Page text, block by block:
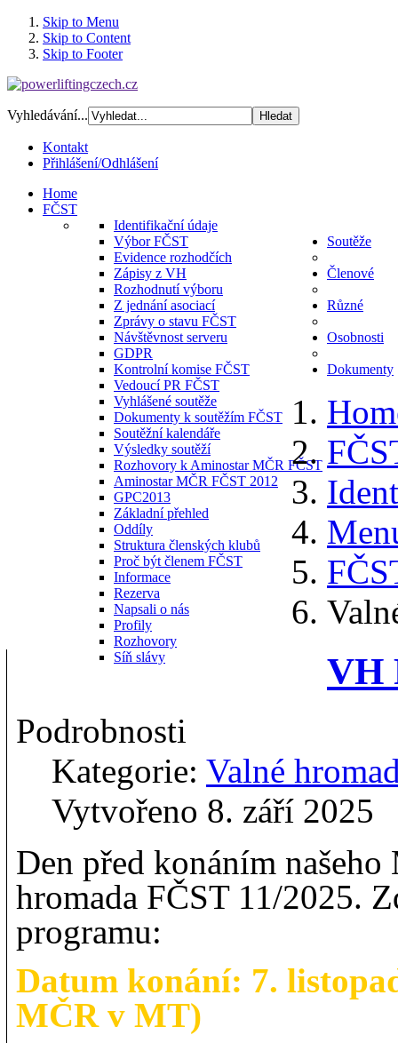
Skip to Menu
Skip to Content
Skip to Footer
Vyhledávání...
Kontakt
Přihlášení/Odhlášení
Home
FČST
Identifikační údaje
Výbor FČST
Evidence rozhodčích
Zápisy z VH
Rozhodnutí výboru
Z jednání asociací
Zprávy o stavu FČST
Návštěvnost serveru
GDPR
Kontrolní komise FČST
Vedoucí PR FČST
Soutěže
Vyhlášené soutěže
Dokumenty k soutěžím FČST
Soutěžní kalendáře
Výsledky soutěží
Rozhovory k Aminostar MČR FČST
Aminostar MČR FČST 2012
GPC2013
Členové
Základní přehled
Oddíly
Struktura členských klubů
Proč být členem FČST
Různé
Informace
Rezerva
Osobnosti
Napsali o nás
Profily
Rozhovory
Síň slávy
Dokumenty
VH
Podrobnosti
Kategorie: Valné
Vytvořeno 8. září 2025
Den před konáním
hromada FČST 11/2025.
programu:
Datum konání: 7.
MČR v MT)